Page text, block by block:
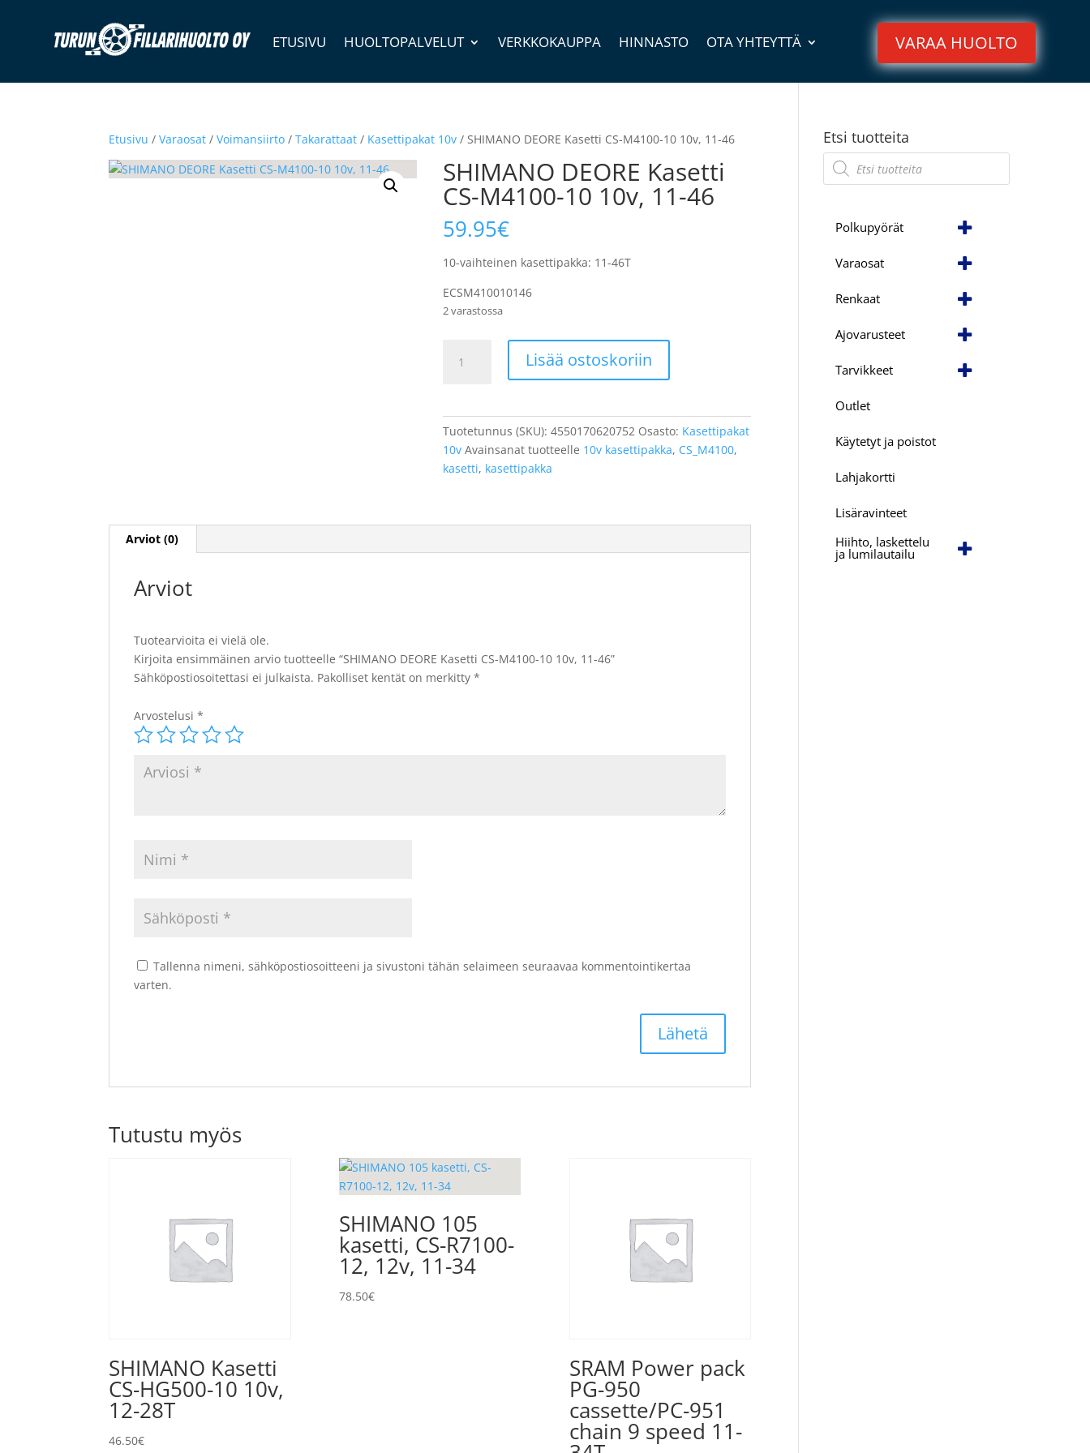
ETUSIVU HUOLTOPALVELUT VERKKOKAUPPA HINNASTO OTA YHTEYTTÄ VARAA HUOLTO
Etusivu /Varaosat /Voimansiirto /Takarattaat / Kasettipakat 10v / SHIMANO DEORE Kasetti CS-M4100-10 10v, 11-46
SHIMANO DEORE Kasetti
CS-M4100-10 10v, 11-46
59.95€
10-vaihteinen kasettipakka: 11-46T
ECSM410010146
2 varastossa
DEORE
10v,
Lisää ostoskoriin
Tuotetunnus (SKU):4550170620752 Osasto: Kasettipakat
10v Avainsanat tuotteelle 10v kasettipakka, CS_M4100,
kasetti, kasettipakka
Arviot (0)
Arviot
Tuotearvioita ei vielä ole.
Kirjoita ensimmäinen arvio tuotteelle “SHIMANO DEORE Kasetti CS-M4100-10 10v, 11-46”
Sähköpostiosoitettasi ei julkaista. Pakolliset kentät on merkitty*
Arvostelusi*
Tallenna nimeni, sähköpostiosoitteeni ja sivustoni tähän selaimeen seuraavaa kommentointikertaa
varten.
Tutustu myös
SHIMANO Kasetti
CS-HG500-10 10v,
12-28T
46.50€
SHIMANO 105
kasetti, CS-R7100-
12, 12v, 11-34
78.50€
SRAM Power pack
PG-950
cassette/PC-951
chain 9 speed 11-
Etsi tuotteita
Products
search
Polkupyörät
Varaosat
Renkaat
Ajovarusteet
Tarvikkeet
Outlet
Käytetyt ja poistot
Lahjakortti
Lisäravinteet
Hiihto, laskettelu
ja lumilautailu